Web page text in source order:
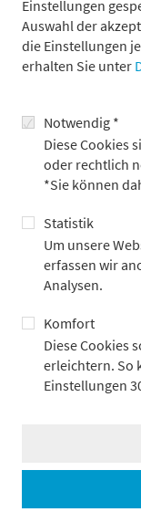
Einstellungen
Auswahl der
die Einstellungen
erhalten Sie unter
Notwendig *
Diese Cookies
oder rechtlich
*Sie können
Statistik
Um unsere
erfassen wir
Analysen.
Komfort
Diese Cookies
erleichtern. So
Einstellungen
Januar-Wert der
kommenden
wurde für Januar
unterstellt. Das ist
damit kurzfristig die
Erzählung mitprägen
Für Trump ist die
Inflationsraten bei
weil sie den
und den Druck von
Neben den
stehen: die
Arbeitskosten
Wohnimmobilien
größere